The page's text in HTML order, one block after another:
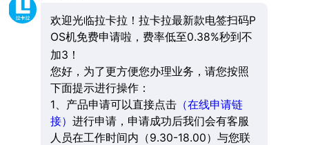
欢迎光临拉卡拉！拉卡拉最新款电签扫码P
OS机免费申请啦，费率低至0.38%秒到不
加3！
您好，为了更方便您办理业务，请您按照
下面提示进行操作：
1、产品申请可以直接点击（在线申请链
接） 进行申请，申请成功后我们会有客服
人员在工作时间内（9.30-18.00）与您联